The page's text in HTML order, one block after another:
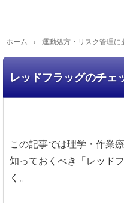
ホーム › 運動処方・リスク管理に
レッドフラッグのチェ
この記事では理学・作業
知っておくべき「レッド
く。